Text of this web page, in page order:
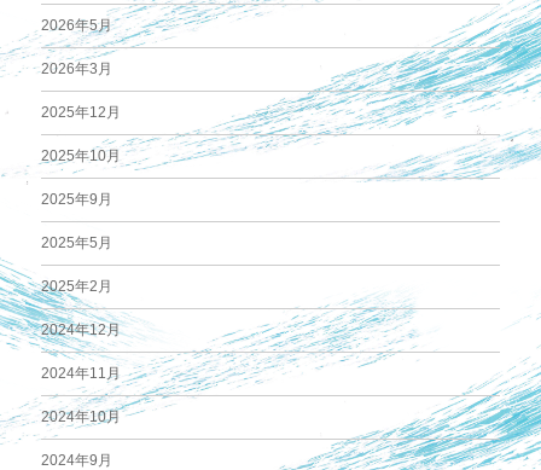
2026年5月
2026年3月
2025年12月
2025年10月
2025年9月
2025年5月
2025年2月
2024年12月
2024年11月
2024年10月
2024年9月